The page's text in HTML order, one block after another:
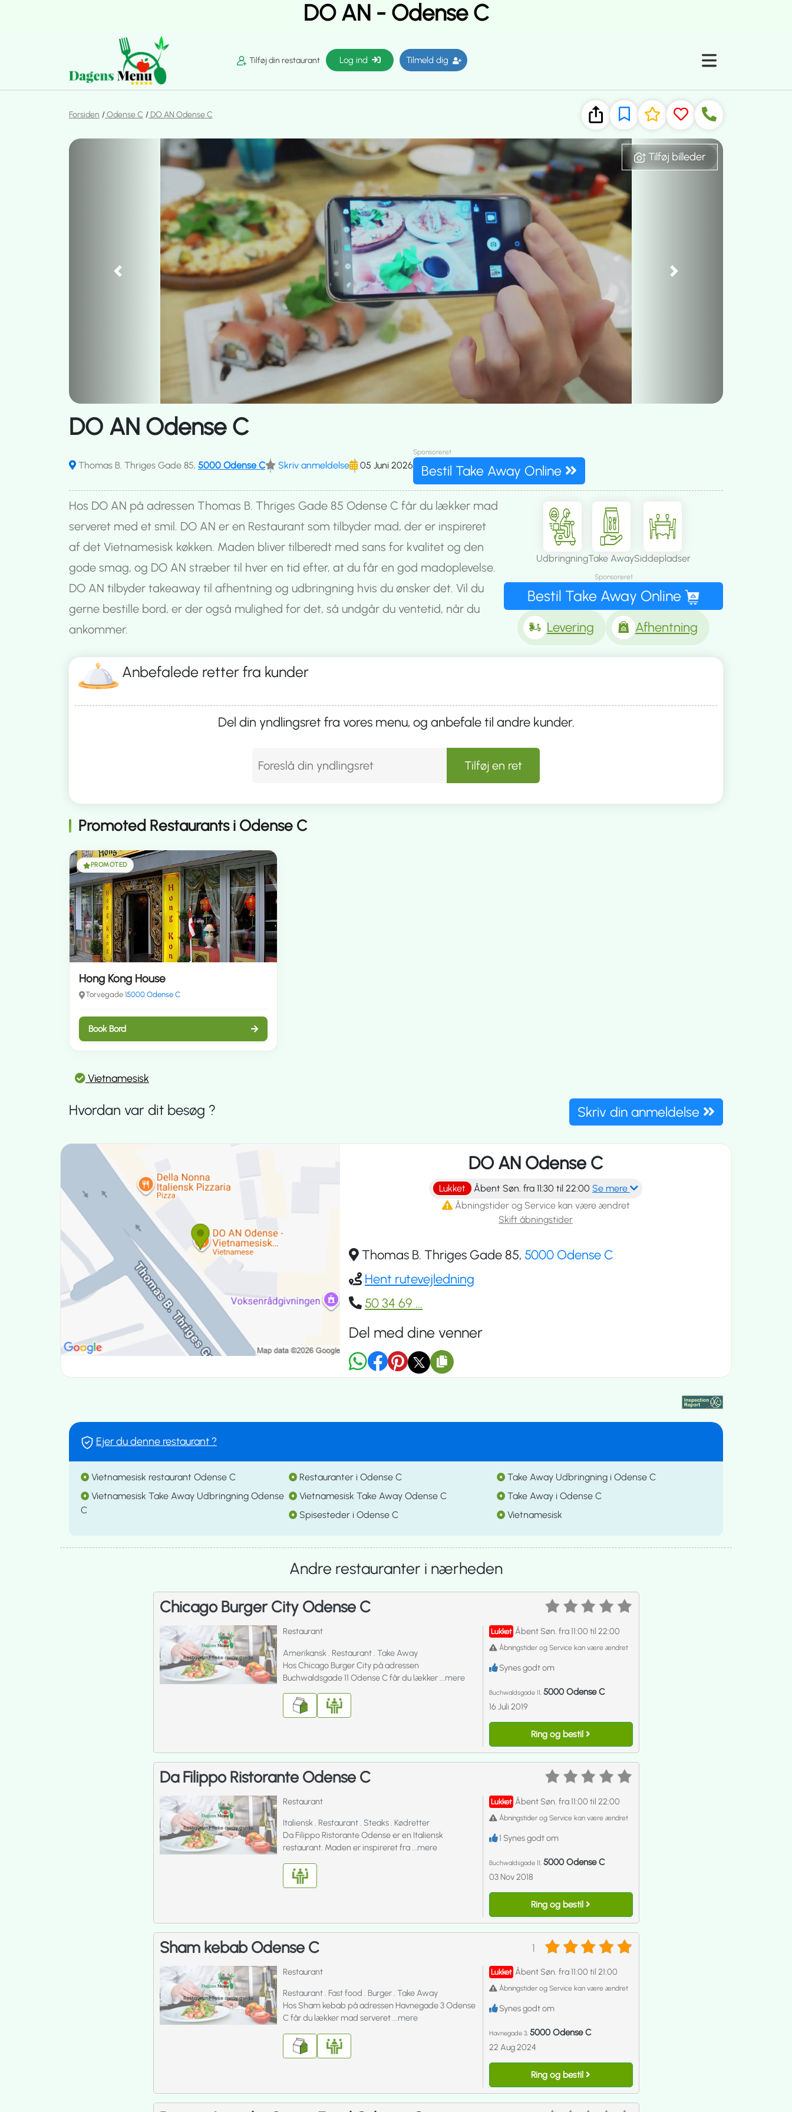
DO AN - Odense C
Tilføj din restaurant Log ind Tilmeld dig
Forsiden Odense C DO AN Odense C
Tilføj billeder
Previous Next
DO AN Odense C
Thomas B. Thriges Gade 85, 5000 Odense C Skriv anmeldelse 05 Juni 2026
Sponsoreret
Bestil Take Away Online
UdbringningTake AwaySiddepladser
Sponsoreret
Bestil Take Away Online
Levering Afhentning
Hos DO AN på adressen Thomas B. Thriges Gade 85 Odense C får du lækker mad
serveret med et smil. DO AN er en Restaurant som tilbyder mad, der er inspireret
af det Vietnamesisk køkken. Maden bliver tilberedt med sans for kvalitet og den
gode smag, og DO AN stræber til hver en tid efter, at du får en god madoplevelse.
DO AN tilbyder takeaway til afhentning og udbringning hvis du ønsker det. Vil du
gerne bestille bord, er der også mulighed for det, så undgår du ventetid, når du
ankommer.
Anbefalede retter fra kunder
Del din yndlingsret fra vores menu, og anbefale til andre kunder.
Tilføj en ret
Promoted Restaurants i Odense C
PROMOTED
Hong Kong House
Torvegade 15000 Odense C
Book Bord
Vietnamesisk
Hvordan var dit besøg ? Skriv din anmeldelse
DO AN Odense C
Lukket Åbent Søn. fra 11:30 til 22:00 Se mere
Åbningstider og Service kan være ændret
Skift åbningstider
Thomas B. Thriges Gade 85,5000 Odense C
Hent rutevejledning
50 34 69 ...
Del med dine venner
Ejer du denne restaurant ?
Vietnamesisk restaurant Odense C Restauranter i Odense C
Take Away Udbringning i Odense C
Vietnamesisk Take Away Udbringning Odense
C
Vietnamesisk Take Away Odense C
Take Away i Odense C
Spisesteder i Odense C
Vietnamesisk
Andre restauranter i nærheden
Chicago Burger City Odense C
Restaurant
Amerikansk Restaurant Take Away
Hos Chicago Burger City på adressen
Buchwaldsgade 11 Odense C får du lækker ... mere
Lukket Åbent Søn. fra 11:00 til 22:00
Åbningstider og Service kan være ændret
Synes godt om
Buchwaldsgade 11,5000 Odense C
16 Juli 2019
Ring og bestil
Da Filippo Ristorante Odense C
Restaurant
Italiensk. Restaurant. Steaks. Kødretter
Da Filippo Ristorante Odense er en Italiensk
restaurant. Maden er inspireret fra ...mere
Lukket Åbent Søn. fra 11:00 til 22:00
Åbningstider og Service kan være ændret
1 Synes godt om
Buchwaldsgade 11,5000 Odense C
03 Nov 2018
Ring og bestil
Sham kebab Odense C 1
Restaurant
Restaurant. Fast food . Burger. Take Away
Hos Sham kebab på adressen Havnegade 3 Odense
C får du lækker mad serveret ...mere
Lukket Åbent Søn. fra 11:00 til 21:00
Åbningstider og Service kan være ændret
Synes godt om
Havnegade 3,5000 Odense C
22 Aug 2024
Ring og bestil